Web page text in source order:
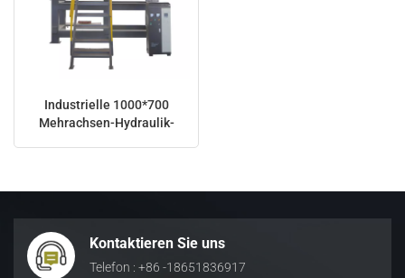
Indonesia
Industrielle 1000*700
Mehrachsen-Hydraulik-
Kontaktieren Sie uns
Telefon : +86 -18651836917